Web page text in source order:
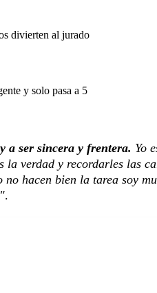
divierten al jurado
y solo pasa a 5
a ser sincera y frentera. Yo
la verdad y recordarles las
hacen bien la tarea soy
.